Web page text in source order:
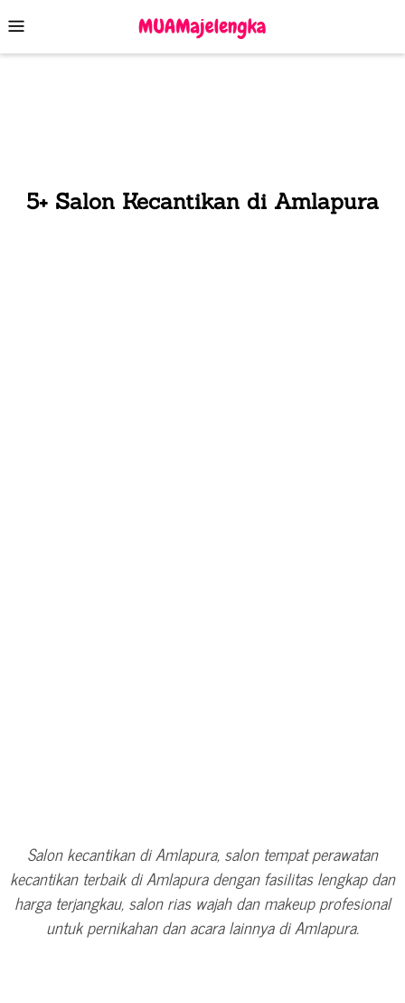
to
contentMenu
5+ Salon Kecantikan di Amlapura
Salon kecantikan di Amlapura, salon tempat perawatan
kecantikan terbaik di Amlapura dengan fasilitas lengkap dan
harga terjangkau, salon rias wajah dan makeup profesional
untuk pernikahan dan acara lainnya di Amlapura.